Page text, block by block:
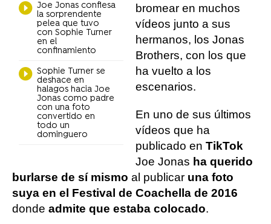
Joe Jonas confiesa
la sorprendente
pelea que tuvo
con Sophie Turner
en el
confinamiento
Sophie Turner se
deshace en
halagos hacia Joe
Jonas como padre
con una foto
convertido en
todo un
dominguero
bromear en muchos
vídeos junto a sus
hermanos, los Jonas
Brothers, con los que
ha vuelto a los
escenarios.
En uno de sus últimos
vídeos que ha
publicado en TikTok
Joe Jonas ha querido
burlarse de sí mismo al publicar una foto
suya en el Festival de Coachella de 2016
donde admite que estaba colocado.